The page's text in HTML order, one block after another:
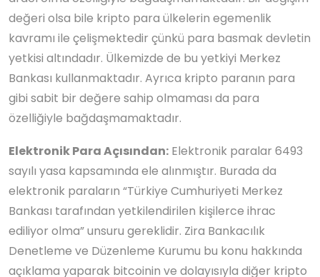
değeri olsa bile kripto para ülkelerin egemenlik
kavramı ile çelişmektedir çünkü para basmak devletin
yetkisi altındadır. Ülkemizde de bu yetkiyi Merkez
Bankası kullanmaktadır. Ayrıca kripto paranın para
gibi sabit bir değere sahip olmaması da para
özelliğiyle bağdaşmamaktadır.
Elektronik Para Açısından: Elektronik paralar 6493
sayılı yasa kapsamında ele alınmıştır. Burada da
elektronik paraların “Türkiye Cumhuriyeti Merkez
Bankası tarafından yetkilendirilen kişilerce ihrac
ediliyor olma” unsuru gereklidir. Zira Bankacılık
Denetleme ve Düzenleme Kurumu bu konu hakkında
açıklama yaparak bitcoinin ve dolayısıyla diğer kripto